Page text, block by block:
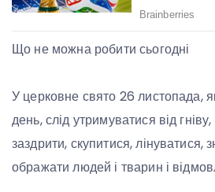
Що не можна робити сьогодні
У церковне свято 26 листопада,
день, слід утримуватися від
заздрити, скупитися, лінуватися,
ображати людей і тварин і